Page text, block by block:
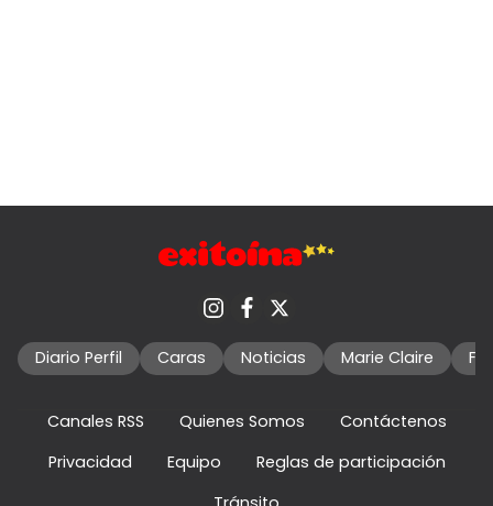
Diario Perfil Caras Noticias Marie Claire
Canales RSS Quienes Somos
Contáctenos
Privacidad
Equipo
Reglas de participación